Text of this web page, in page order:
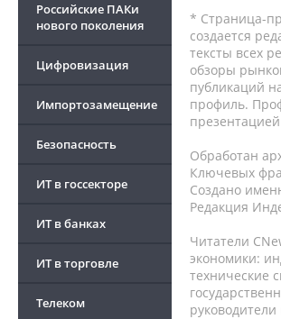
Российские ПАКи
нового поколения
Цифровизация
Импортозамещение
Безопасность
ИТ в госсекторе
ИТ в банках
ИТ в торговле
Телеком
* Страница-
создается
тексты всех
обзоры
публикаций
профиль.
Обработан
Ключевых
Создано
Редакция
Читатели
экономики:
технические